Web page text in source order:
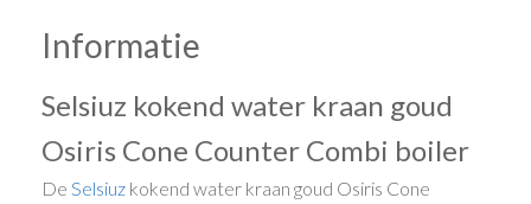
Informatie
Selsiuz kokend water kraan goud
Osiris Cone Counter Combi boiler
DeSelsiuz kokend water kraan goud Osiris Cone